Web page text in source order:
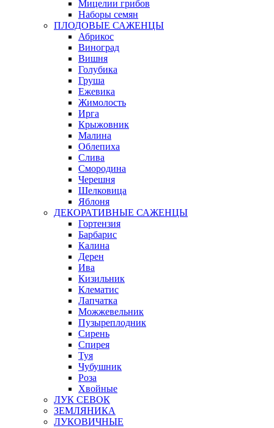
Мицелии грибов
Наборы семян
ПЛОДОВЫЕ САЖЕНЦЫ
Абрикос
Виноград
Вишня
Голубика
Груша
Ежевика
Жимолость
Ирга
Крыжовник
Малина
Облепиха
Слива
Смородина
Черешня
Шелковица
Яблоня
ДЕКОРАТИВНЫЕ САЖЕНЦЫ
Гортензия
Барбарис
Калина
Дерен
Ива
Кизильник
Клематис
Лапчатка
Можжевельник
Пузыреплодник
Сирень
Спирея
Туя
Чубушник
Роза
Хвойные
ЛУК СЕВОК
ЗЕМЛЯНИКА
ЛУКОВИЧНЫЕ